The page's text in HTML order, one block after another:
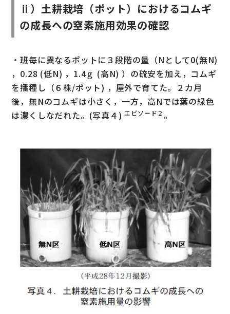
ⅱ）土耕栽培（ポット）におけるコムギ
の成長への窒素施用効果の確認
・班毎に異なるポットに３段階の量（Nとして0(無N)
，0.28 (低N) ，1.4ｇ (高N) ）の硫安を加え，コムギ
を播種し（６株/ポット) ，屋外で育てた。２カ月
後，無Nのコムギは小さく，一方，高Nでは葉の緑色
は濃くしなだれた。(写真４)エピソード２ 。